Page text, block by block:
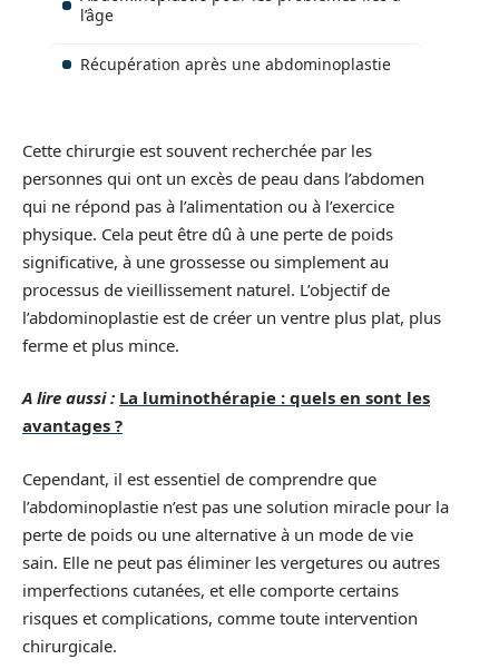
l’âge
Récupération après une abdominoplastie
Cette chirurgie est souvent recherchée par les
personnes qui ont un excès de peau dans l’abdomen
qui ne répond pas à l’alimentation ou à l’exercice
physique. Cela peut être dû à une perte de poids
significative, à une grossesse ou simplement au
processus de vieillissement naturel. L’objectif de
l’abdominoplastie est de créer un ventre plus plat, plus
ferme et plus mince.
A lire aussi : La luminothérapie : quels en sont les
avantages ?
Cependant, il est essentiel de comprendre que
l’abdominoplastie n’est pas une solution miracle pour la
perte de poids ou une alternative à un mode de vie
sain. Elle ne peut pas éliminer les vergetures ou autres
imperfections cutanées, et elle comporte certains
risques et complications, comme toute intervention
chirurgicale.